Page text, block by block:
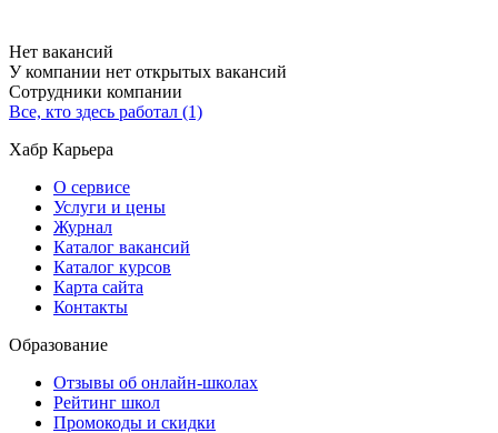
Нет вакансий
У компании нет открытых вакансий
Сотрудники компании
Все, кто здесь работал (1)
Хабр Карьера
О сервисе
Услуги и цены
Журнал
Каталог вакансий
Каталог курсов
Карта сайта
Контакты
Образование
Отзывы об онлайн-школах
Рейтинг школ
Промокоды и скидки